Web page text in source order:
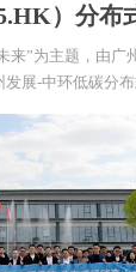
）分布
来”为主题，由
展-中环低碳分